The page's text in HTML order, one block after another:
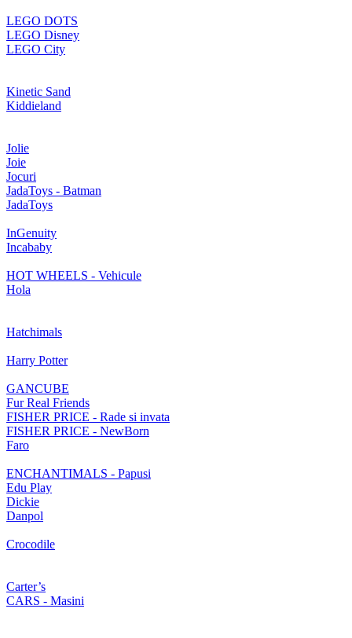
LEGO DOTS
LEGO Disney
LEGO City
Kinetic Sand
Kiddieland
Jolie
Joie
Jocuri
JadaToys - Batman
JadaToys
InGenuity
Incababy
HOT WHEELS - Vehicule
Hola
Hatchimals
Harry Potter
GANCUBE
Fur Real Friends
FISHER PRICE - Rade si invata
FISHER PRICE - NewBorn
Faro
ENCHANTIMALS - Papusi
Edu Play
Dickie
Danpol
Crocodile
Carter’s
CARS - Masini